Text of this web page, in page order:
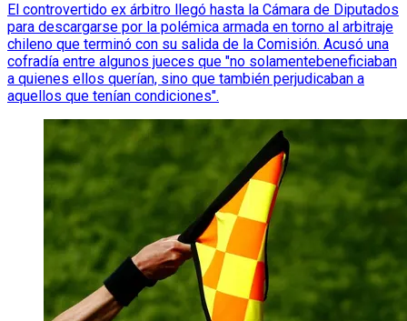
El controvertido ex árbitro llegó hasta la Cámara de Diputados
para descargarse por la polémica armada en torno al arbitraje
chileno que terminó con su salida de la Comisión. Acusó una
cofradía entre algunos jueces que "no solamentebeneficiaban
a quienes ellos querían, sino que también perjudicaban a
aquellos que tenían condiciones".